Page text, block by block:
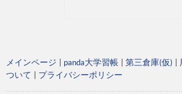
メインページ panda大学習帳 第三倉庫(仮)
ついて
プライバシーポリシー